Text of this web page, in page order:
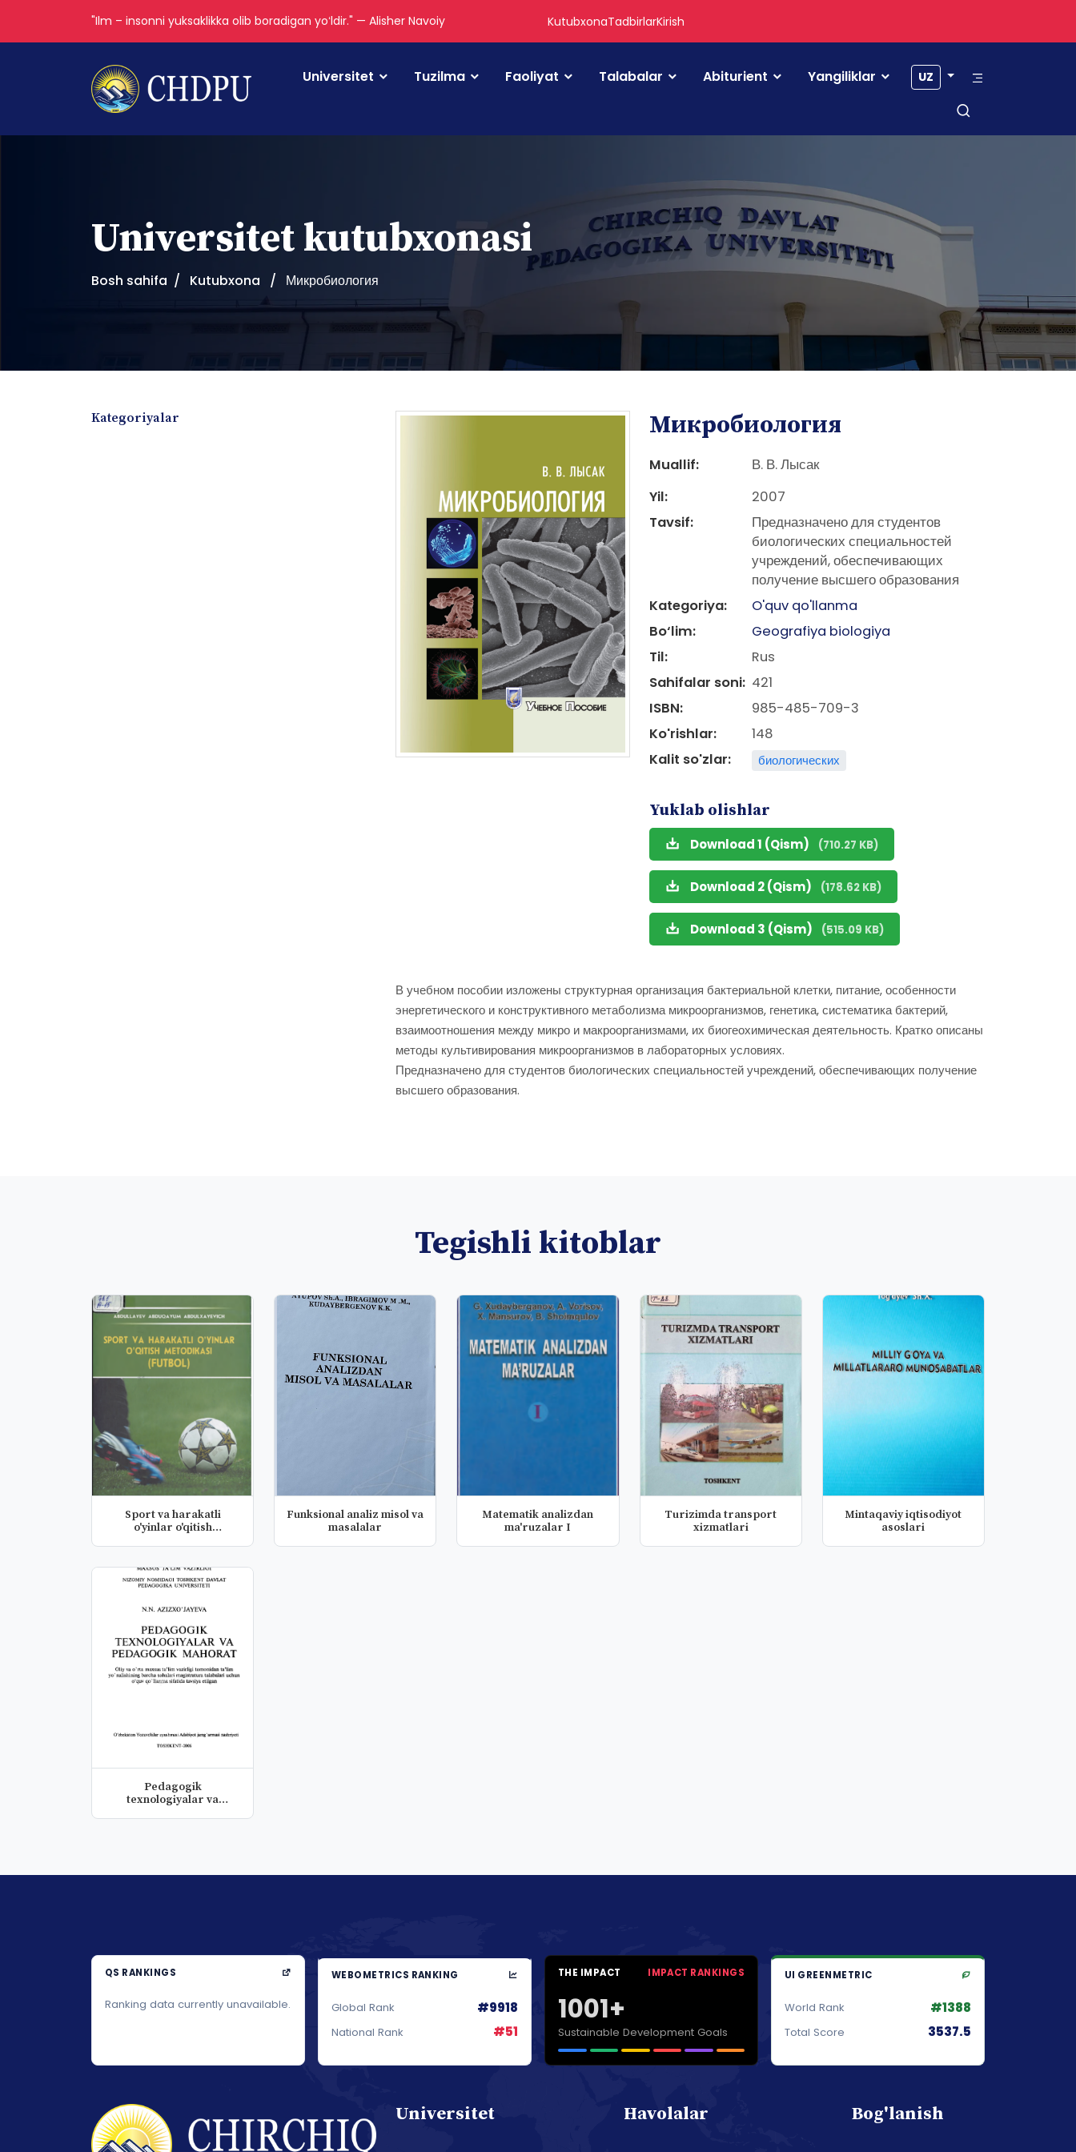
"Ilm – insonni yuksaklikka olib boradigan yoʻldir." — Alisher Navoiy KutubxonaTadbirlarKirish
Universitet Tuzilma Faoliyat Talabalar Abiturient Yangiliklar UZ
Universitet kutubxonasi
Bosh sahifa Kutubxona Микробиология
Kategoriyalar Микробиология
Muallif:
В. В. Лысак
Yil:
2007
Tavsif:
Предназначено для студентов
биологических специальностей
учреждений, обеспечивающих
получение высшего образования
Kategoriya:
O'quv qo'llanma
Bo‘lim:
Geografiya biologiya
Til:
Rus
Sahifalar soni: 421
ISBN:
985-485-709-3
Ko'rishlar:
148
Kalit so'zlar:
биологических
Yuklab olishlar
Download 1 (Qism) (710.27 KB)
Download 2 (Qism) (178.62 KB)
Download 3 (Qism) (515.09 KB)
В учебном пособии изложены структурная организация бактериальной клетки, питание, особенности
энергетического и конструктивного метаболизма микроорганизмов, генетика, систематика бактерий,
взаимоотношения между микро и макроорганизмами, их биогеохимическая деятельность. Кратко описаны
методы культивирования микроорганизмов в лабораторных условиях.
Предназначено для студентов биологических специальностей учреждений, обеспечивающих получение
высшего образования.
Tegishli kitoblar
Sport va harakatli
o'yinlar o'qitish
Funksional analiz misol va
masalalar
Matematik analizdan
ma'ruzalar I
Turizimda transport
xizmatlari
Mintaqaviy iqtisodiyot
asoslari
Pedagogik
texnologiyalar va
QS RANKINGS
Ranking data currently unavailable.
WEBOMETRICS RANKING
Global Rank #9918
National Rank #51
THE IMPACT IMPACT RANKINGS
1001+
Sustainable Development Goals
UI GREENMETRIC
World Rank #1388
Total Score 3537.5
Universitet Havolalar Bog'lanish